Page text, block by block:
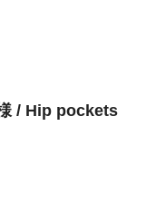
/ Hip pockets